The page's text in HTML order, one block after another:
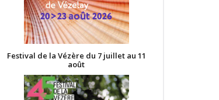
Festival de la Vézère du 7 juillet au 11
août